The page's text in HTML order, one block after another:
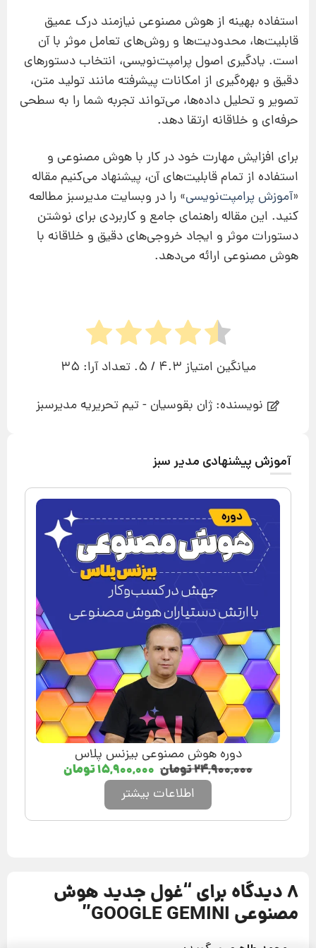
استفاده بهینه از هوش مصنوعی نیازمند درک عمیق
قابلیت‌ها، محدودیت‌ها و روش‌های تعامل موثر با آن
است. یادگیری اصول پرامپت‌نویسی، انتخاب دستورهای
دقیق و بهره‌گیری از امکانات پیشرفته مانند تولید متن،
تصویر و تحلیل داده‌ها، می‌تواند تجربه شما را به سطحی
حرفه‌ای و خلاقانه ارتقا دهد.
برای افزایش مهارت خود در کار با هوش مصنوعی و
استفاده از تمام قابلیت‌های آن، پیشنهاد می‌کنیم مقاله
«آموزش پرامپت‌نویسی» را در وبسایت مدیرسبز مطالعه
کنید. این مقاله راهنمای جامع و کاربردی برای نوشتن
دستورات موثر و ایجاد خروجی‌های دقیق و خلاقانه با
هوش مصنوعی ارائه می‌دهد.
میانگین امتیاز 4.3 / 5. تعداد آرا:
35
نویسنده: ژان بقوسیان - تیم تحریریه مدیرسبز
آموزش پیشنهادی مدیر سبز
دوره هوش مصنوعی بیزنس پلاس
۲۴,۹۰۰,۰۰۰تومان ۱۵,۹۰۰,۰۰۰تومان
اطلاعات بیشتر
8 دیدگاه برای “ غول جدید هوش
مصنوعی GOOGLE GEMINI ”